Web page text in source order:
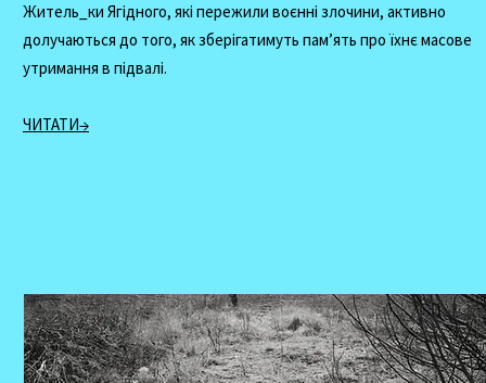
Житель_ки Ягідного, які пережили воєнні злочини, активно
долучаються до того, як зберігатимуть пам’ять про їхнє масове
утримання в підвалі.
ЧИТАТИ→